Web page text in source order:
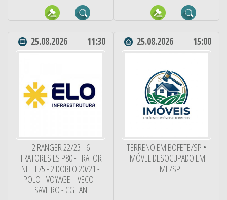
25.08.2026 11:30
2 RANGER 22/23 - 6
TRATORES LS P80 - TRATOR
NH TL75 - 2 DOBLO 20/21 -
POLO - VOYAGE - IVECO -
SAVEIRO - CG FAN
25.08.2026 15:00
TERRENO EM BOFETE/SP •
IMÓVEL DESOCUPADO EM
LEME/SP